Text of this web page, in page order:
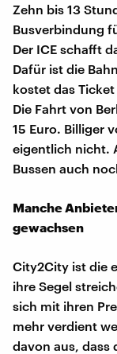
Zehn bis 13
Busverbindung
Der ICE schafft
Dafür ist die
kostet das
Die Fahrt von
15 Euro. Billiger
eigentlich nicht.
Bussen auch
Manche
gewachsen
City2City ist die
ihre Segel
sich mit ihren
mehr verdient
davon aus, dass